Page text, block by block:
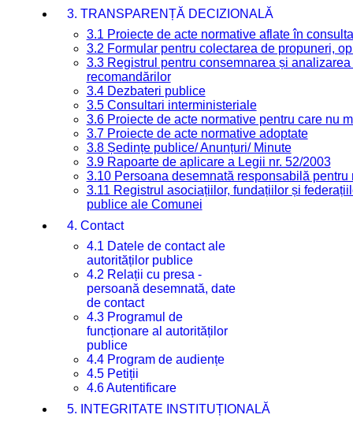
3. TRANSPARENȚĂ DECIZIONALĂ
3.1 Proiecte de acte normative aflate în
3.2 Formular pentru colectarea de propuneri,
3.3 Registrul pentru consemnarea și
recomandărilor
3.4 Dezbateri publice
3.5 Consultari interministeriale
3.6 Proiecte de acte normative pentru care nu
3.7 Proiecte de acte normative adoptate
3.8 Ședințe publice/ Anunțuri/ Minute
3.9 Rapoarte de aplicare a Legii nr. 52/2003
3.10 Persoana desemnată responsabilă
3.11 Registrul asociațiilor, fundațiilor și
publice ale Comunei
4. Contact
4.1 Datele de contact ale
autorităților publice
4.2 Relații cu presa -
persoană desemnată, date
de contact
4.3 Programul de
funcționare al autorităților
publice
4.4 Program de audiențe
4.5 Petiții
4.6 Autentificare
5. INTEGRITATE INSTITUȚIONALĂ